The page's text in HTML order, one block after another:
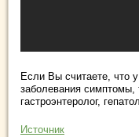
Если Вы считаете, что
заболевания симптомы,
гастроэнтеролог,
Источник